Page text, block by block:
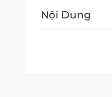
Nội Dung